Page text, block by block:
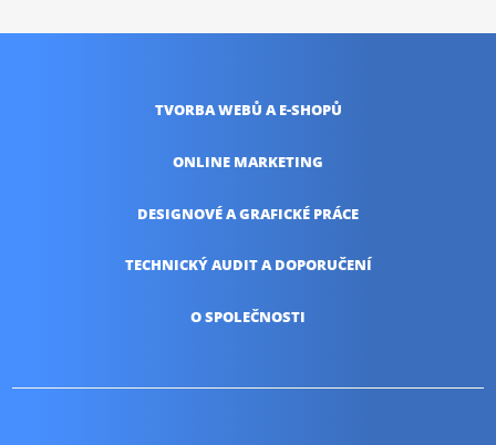
TVORBA WEBŮ A E-SHOPŮ
ONLINE MARKETING
DESIGNOVÉ AGRAFICKÉ PRÁCE
TECHNICKÝ AUDITA DOPORUČENÍ
O SPOLEČNOSTI